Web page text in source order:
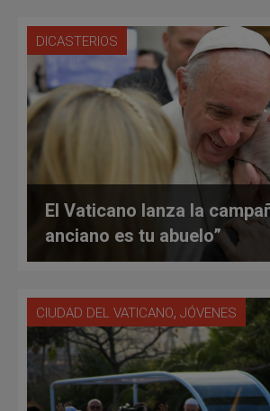
DICASTERIOS
El Vaticano lanza la
anciano es tu abuelo”
CIUDAD DEL VATICANO, JÓVENES